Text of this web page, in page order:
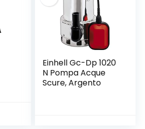
Einhell Gc-Dp 1020
N Pompa Acque
Scure, Argento